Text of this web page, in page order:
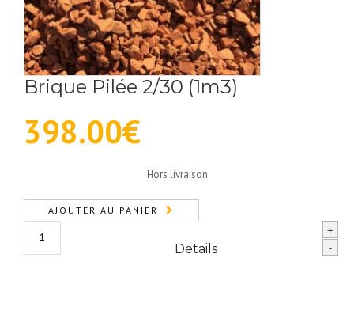
Brique Pilée 2/30 (1m3)
398.00€
Hors livraison
AJOUTER AU PANIER
+
-
Details